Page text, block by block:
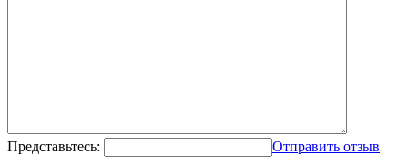
Представьтесь: Отправить отзыв